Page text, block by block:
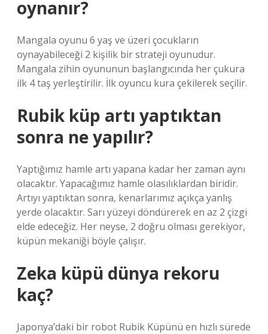
oynanır?
Mangala oyunu 6 yaş ve üzeri çocukların
oynayabileceği 2 kişilik bir strateji oyunudur.
Mangala zihin oyununun başlangıcında her çukura
ilk 4 taş yerleştirilir. İlk oyuncu kura çekilerek seçilir.
Rubik küp artı yaptıktan
sonra ne yapılır?
Yaptığımız hamle artı yapana kadar her zaman aynı
olacaktır. Yapacağımız hamle olasılıklardan biridir.
Artıyı yaptıktan sonra, kenarlarımız açıkça yanlış
yerde olacaktır. Sarı yüzeyi döndürerek en az 2 çizgi
elde edeceğiz. Her neyse, 2 doğru olması gerekiyor,
küpün mekaniği böyle çalışır.
Zeka küpü dünya rekoru
kaç?
Japonya’daki bir robot Rubik Küpünü en hızlı sürede